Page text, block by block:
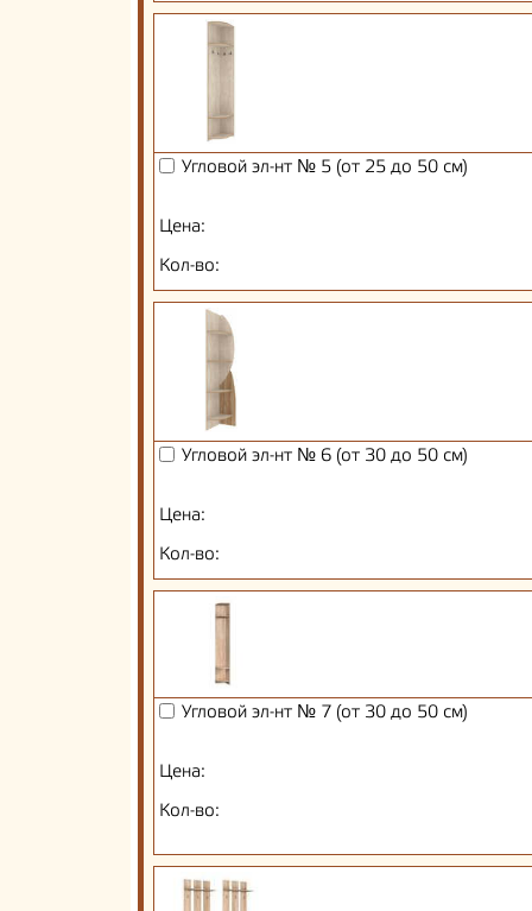
Угловой эл-нт № 5 (от 25 до 50 см)
Цена:
Кол-во:
Угловой эл-нт № 6 (от 30 до 50 см)
Цена:
Кол-во:
Угловой эл-нт № 7 (от 30 до 50 см)
Цена:
Кол-во: